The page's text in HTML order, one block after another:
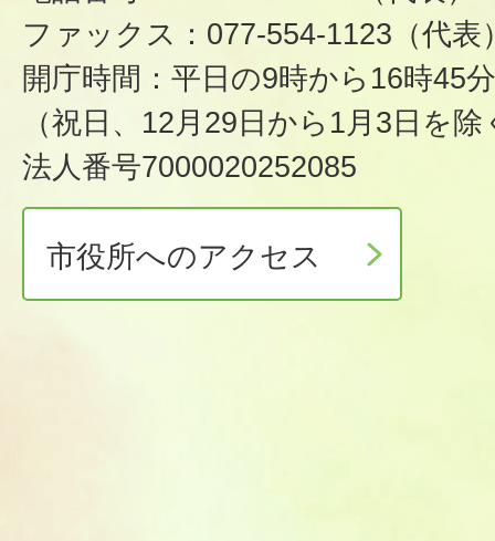
ファックス：077-554-1123（代表
開庁時間：平日の9時から16時45分
（祝日、12月29日から1月3日を除
法人番号7000020252085
市役所へのアクセス